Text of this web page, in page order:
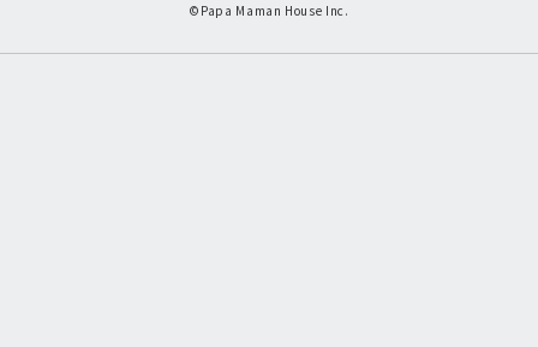
©Papa Maman House Inc.